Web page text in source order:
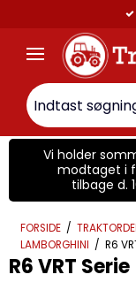
(fragtpriser fra 45 kr.)
Vi holder
modtaget i
tilbage d.
FORSIDE /
LAMBORGHINI / R6
R6 VRT Serie